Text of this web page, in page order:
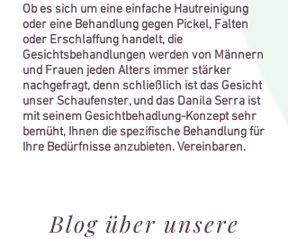
Ob es sich um eine einfache Hautreinigung
oder eine Behandlung gegen Pickel, Falten
oder Erschlaffung handelt, die
Gesichtsbehandlungen werden von Männern
und Frauen jeden Alters immer stärker
nachgefragt, denn schließlich ist das Gesicht
unser Schaufenster, und das Danila Serra ist
mit seinem Gesichtbehadlung-Konzept sehr
bemüht, Ihnen die spezifische Behandlung für
Ihre Bedürfnisse anzubieten. Vereinbaren.
Blog über unsere